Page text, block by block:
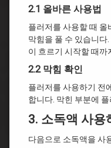
2.1 올바른 사용법
플러저를 사용할 때
막힘을 풀 수 있습니다
이 흐르기 시작할 때까
2.2 막힘 확인
플러저를 사용하기 전
합니다. 막힌 부분에
3. 소독액 사용
다음으로 소독액을 사